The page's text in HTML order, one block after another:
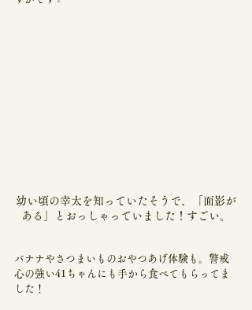
幼い頃の幸太を知っていたそうで、「面影が
ある」とおっしゃっていました！すごい。
バナナやさつまいものおやつあげ体験も。警戒
心の強い41ちゃんにも手から食べてもらってま
した！